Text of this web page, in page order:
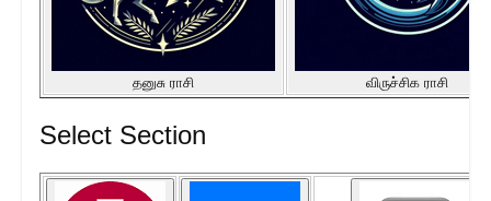
தனுசு ராசி விருச்சிக ராசி
Select Section